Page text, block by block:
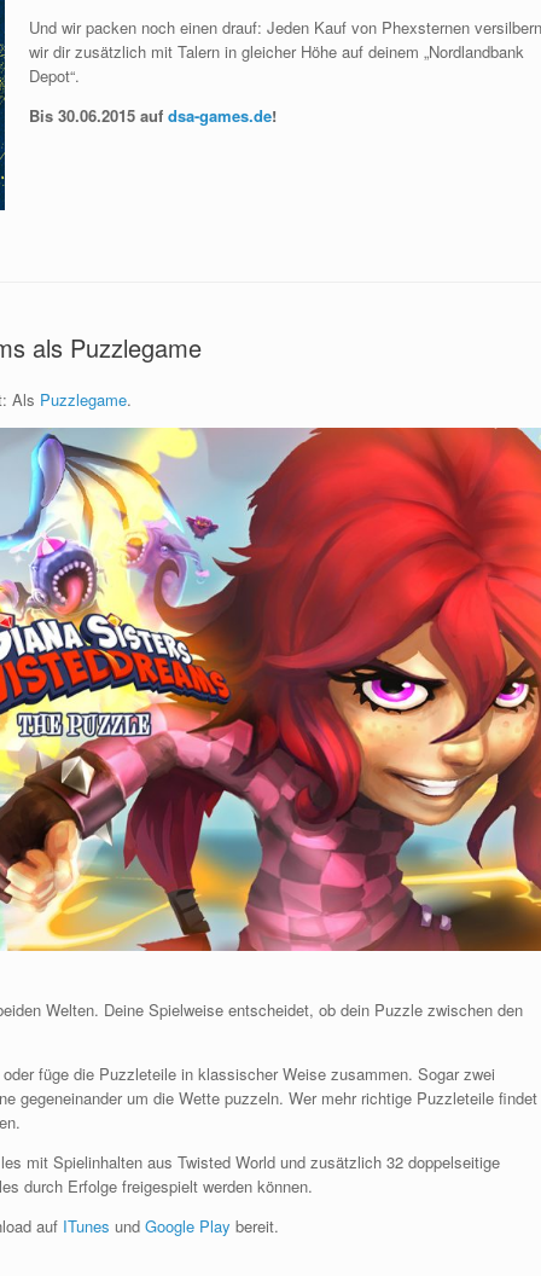
Und wir packen noch einen drauf: Jeden Kauf von Phexsternen versilbern
wir dir zusätzlich mit Talern in gleicher Höhe auf deinem „Nordlandbank
Depot“.
Bis 30.06.2015 auf dsa-games.de!
als Puzzlegame
Als Puzzlegame.
Welten. Deine Spielweise entscheidet, ob dein Puzzle zwischen den
füge die Puzzleteile in klassischer Weise zusammen. Sogar zwei
gegeneinander um die Wette puzzeln. Wer mehr richtige Puzzleteile findet
mit Spielinhalten aus Twisted World und zusätzlich 32 doppelseitige
durch Erfolge freigespielt werden können.
auf ITunes und Google Play bereit.